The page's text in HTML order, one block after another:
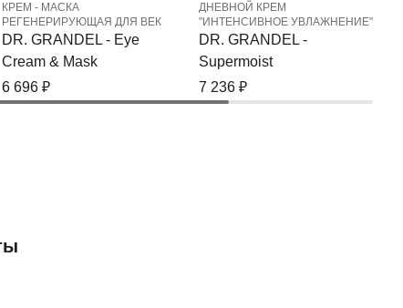
КРЕМ - МАСКА
РЕГЕНЕРИРУЮЩАЯ ДЛЯ ВЕК
DR. GRANDEL - Eye
Cream & Mask
6 696₽
ДНЕВНОЙ КРЕМ
"ИНТЕНСИВНОЕ УВЛАЖНЕНИЕ"
DR. GRANDEL -
Supermoist
7 236 ₽